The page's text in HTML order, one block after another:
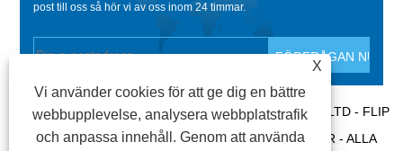
post till oss så hör vi av oss inom 24 timmar.
COPYRIGHT © 2022 XIAMEN EVERPAL TRADE CO., LTD - FLIP
FLOPS, SANDALS TOFFLOR, GLIDERNA TOFFLOR - ALLA
X
Vi använder cookies för att ge dig en bättre
webbupplevelse, analysera webbplatstrafik
och anpassa innehåll. Genom att använda